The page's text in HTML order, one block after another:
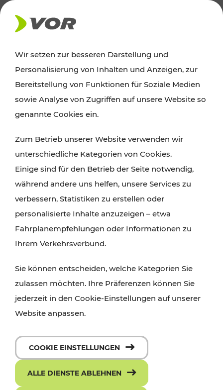
AKTUELLES
Ausflugstipps
Wien, Niederösterreich und das Burgenland
Wanderungen, Kultur und Gastronomie,
Radtouren oder purer Naturgenuss – viele
Attraktionen sind mit den Ticket- und Fahrplan-
Angeboten des VOR gut und schnell erreichbar.
Wir setzen zur besseren Darstellung und
Personalisierung von Inhalten und Anzeigen, zur
Bereitstellung von Funktionen für Soziale Medien
sowie Analyse von Zugriffen auf unsere Website so
genannte Cookies ein.
Zum Betrieb unserer Website verwenden wir
unterschiedliche Kategorien von Cookies.
Einige sind für den Betrieb der Seite notwendig,
während andere uns helfen, unsere Services zu
verbessern, Statistiken zu erstellen oder
personalisierte Inhalte anzuzeigen – etwa
Fahrplanempfehlungen oder Informationen zu
Ihrem Verkehrsverbund.
Sie können entscheiden, welche Kategorien Sie
zulassen möchten. Ihre Präferenzen können Sie
jederzeit in den Cookie-Einstellungen auf unserer
Website anpassen.
COOKIE EINSTELLUNGEN
ALLE DIENSTE ABLEHNEN